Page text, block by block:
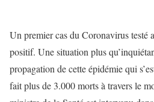
Un premier cas du Coronavirus testé
positif. Une situation plus
propagation de cette épidémie qui
fait plus de 3.000 morts à travers le